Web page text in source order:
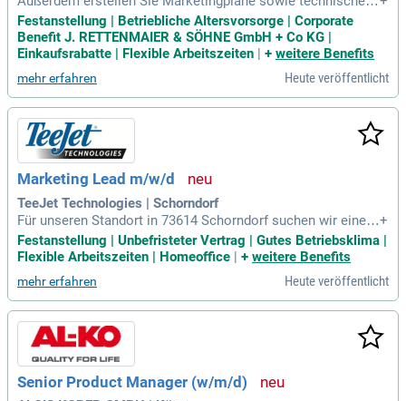
nterlagen mit den Kolleg*innen im Marketing und initiieren P
roduktentwicklungen gemäß Kundenanforderungen.
Festanstellung | Betriebliche Altersvorsorge | Corporate
Benefit J. RETTENMAIER & SÖHNE GmbH + Co KG |
Einkaufsrabatte | Flexible Arbeitszeiten
+ weitere Benefits
mehr erfahren Heute veröffentlicht
Marketing Lead m/w/d
TeeJet Technologies | Schorndorf
Für unseren Standort in 73614 Schorndorf suchen wir einen
Marketing Lead (m/w/d) zum nächstmöglichen Zeitpunkt in
unbefristeter Anstellung. Tee Jet ist eine renommierte Mark
igente Landwirtschaft und nachhaltigen Pflanzenschutz. Als
Teil von Spraying Systems Co., dem führenden Hersteller vo
n Sprühdüsen, bieten wir innovative Lösungen für den global
en Agrarbereich. Unsere Expertise umfasst die Entwicklung
und den Vertrieb von Sprühkomponenten, GPS-Leitsystemen
und Präzisionssteuerungen. Seit über 85 Jahren unterstütze
n wir Landwirte mit Technologien, die Effizienz und Verantw
+
Festanstellung | Unbefristeter Vertrag | Gutes Betriebsklima |
Flexible Arbeitszeiten | Homeoffice | + weitere Benefits
mehr erfahren Heute veröffentlicht
Senior Product Manager (w/m/d)